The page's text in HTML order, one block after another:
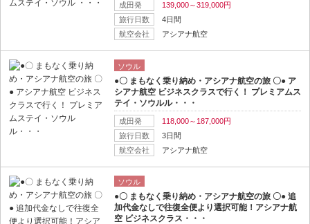
成田発
139,000～319,000円
旅行日数
4日間
航空会社
アシアナ航空
ソウル
●〇 まもなく乗り納め・アシアナ航空の旅 〇● ア
シアナ航空 ビジネスクラスで行く！ プレミアムス
テイ・ソウルル・・・
成田発
118,000～187,000円
旅行日数
3日間
航空会社
アシアナ航空
ソウル
●〇 まもなく乗り納め・アシアナ航空の旅 〇● 追
加代金なしで往復全便より選択可能！アシアナ航
空 ビジネスクラス・・・